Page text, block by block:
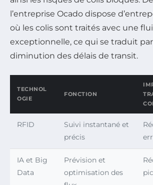
l’entreprise Ocado dispose
où les colis sont traités avec une
exceptionnelle, ce qui se traduit
diminution des délais de transit.
TECHNOL
OGIE
FONCTION
RFID
Suivi instantané et
précis
IA et Big
Data
Prévision et
optimisation des